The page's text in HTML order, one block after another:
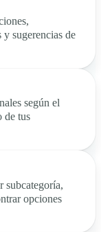
sugerencias de
según el
de tus
subcategoría,
opciones